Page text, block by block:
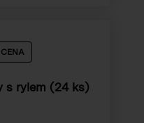
s rylem (24 ks)